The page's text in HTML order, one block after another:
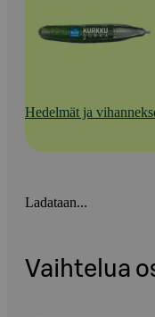
Hedelmät ja
Ladataan...
Vaihtelua